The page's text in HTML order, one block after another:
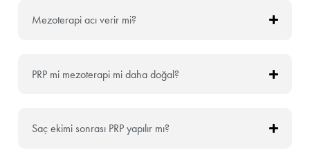
Mezoterapi acı verir mi?
PRP mi mezoterapi mi daha doğal?
Saç ekimi sonrası PRP yapılır mı?